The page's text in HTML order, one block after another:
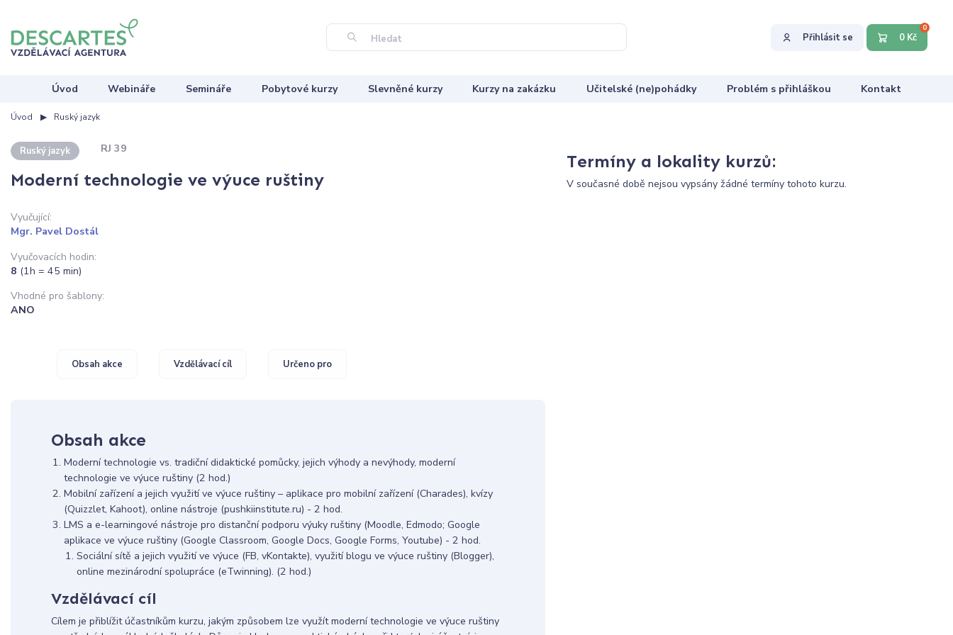
Hledat Přihlásit se 0 Kč
0
Úvod Webináře Semináře Pobytové kurzy Slevněné kurzy Kurzy na zakázku Učitelské (ne)pohádky Problém s přihláškou Kontakt
Úvod Ruský jazyk
Ruský jazyk RJ 39
Moderní technologie ve výuce ruštiny
Vyučující:
Mgr. Pavel Dostál
Vyučovacích hodin:
8 (1h = 45 min)
Vhodné pro šablony:
ANO
Obsah akce Vzdělávací cíl Určeno pro
Obsah akce
Moderní technologie vs. tradiční didaktické pomůcky, jejich výhody a nevýhody, moderní
technologie ve výuce ruštiny (2 hod.)
Mobilní zařízení a jejich využití ve výuce ruštiny – aplikace pro mobilní zařízení (Charades), kvízy
(Quizzlet, Kahoot), online nástroje (pushkiinstitute.ru) - 2 hod.
LMS a e-learningové nástroje pro distanční podporu výuky ruštiny (Moodle, Edmodo; Google
aplikace ve výuce ruštiny (Google Classroom, Google Docs, Google Forms, Youtube) - 2 hod.
Sociální sítě a jejich využití ve výuce (FB, vKontakte), využití blogu ve výuce ruštiny (Blogger),
online mezinárodní spolupráce (eTwinning). (2 hod.)
Vzdělávací cíl
Cílem je přiblížit účastníkům kurzu, jakým způsobem lze využít moderní technologie ve výuce ruštiny
Termíny a lokality kurzů:
V současné době nejsou vypsány žádné termíny tohoto kurzu.